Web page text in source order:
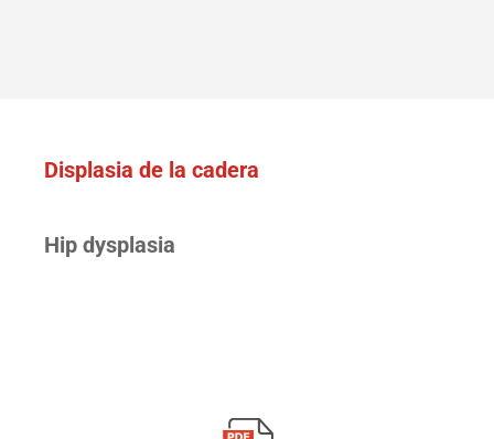
Displasia de la cadera
Hip dysplasia